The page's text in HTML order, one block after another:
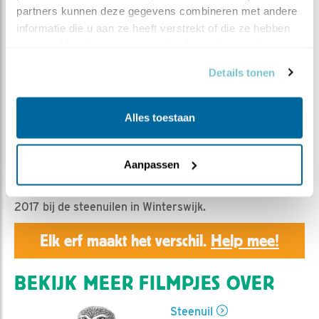
partners kunnen deze gegevens combineren met andere
informatie die u aan ze heeft verstrekt of die ze hebben
Details tonen
Alles toestaan
Aanpassen
Samenvatting Beleef de Lente
2017 Steenuil Winterswijk
Geert | Geplaatst op 26 januari 2018, 20:02 |
Vind ik
Bewaar dit filmpje|
1914x
Wat kunnen we in 2018 verwachten? Zo ging het in
2017 bij de steenuilen in Winterswijk.
Elk erf maakt het verschil. Help mee!
BEKIJK MEER FILMPJES OVER
Steenuil